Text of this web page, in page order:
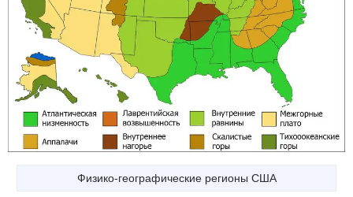
Физико-географические регионы США